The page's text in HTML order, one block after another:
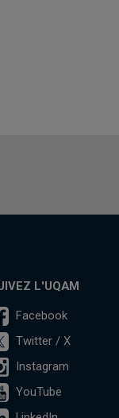
L'UQAM
Facebook
Twitter / X
Instagram
YouTube